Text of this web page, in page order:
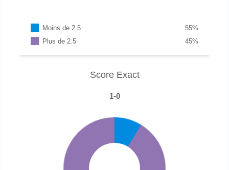
Moins de 2.5 %
55
Plus de 2.5
%
45
Score Exact
1-0